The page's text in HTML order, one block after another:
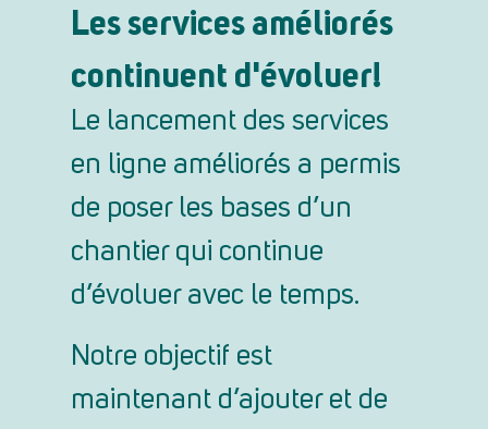
Les services améliorés
continuent d'évoluer!
Le lancement des services
en ligne améliorés a permis
de poser les bases d’un
chantier qui continue
d’évoluer avec le temps.
Notre objectif est
maintenant d’ajouter et de